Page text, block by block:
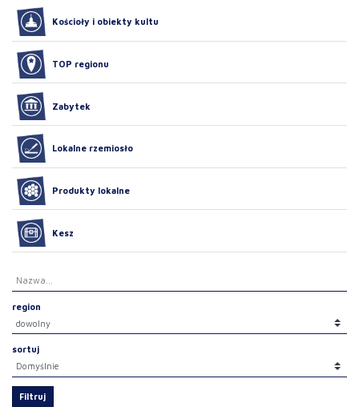
Kościoły i obiekty kultu
TOP regionu
Zabytek
Lokalne rzemiosło
Produkty lokalne
Kesz
region
sortuj
Filtruj